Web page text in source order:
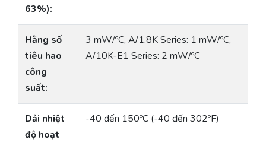
63%):
Hằng số
tiêu hao
công
suất:
3 mW/ºC, A/1.8K Series: 1 mW/ºC,
A/10K-E1 Series: 2 mW/ºC
Dải nhiệt
độ hoạt
-40 đến 150ºC (-40 đến 302ºF)